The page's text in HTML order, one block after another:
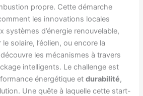
propre. Cette démarche
les innovations locales
systèmes d’énergie renouvelable,
solaire, l’éolien, ou encore la
les mécanismes à travers
intelligents. Le challenge est
énergétique etdurabilité,
Une quête à laquelle cette start-